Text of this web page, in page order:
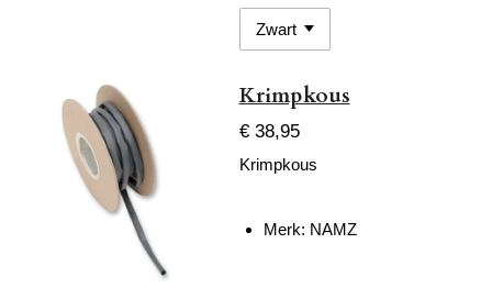
Krimpkous
€ 38,95
Krimpkous
Merk: NAMZ